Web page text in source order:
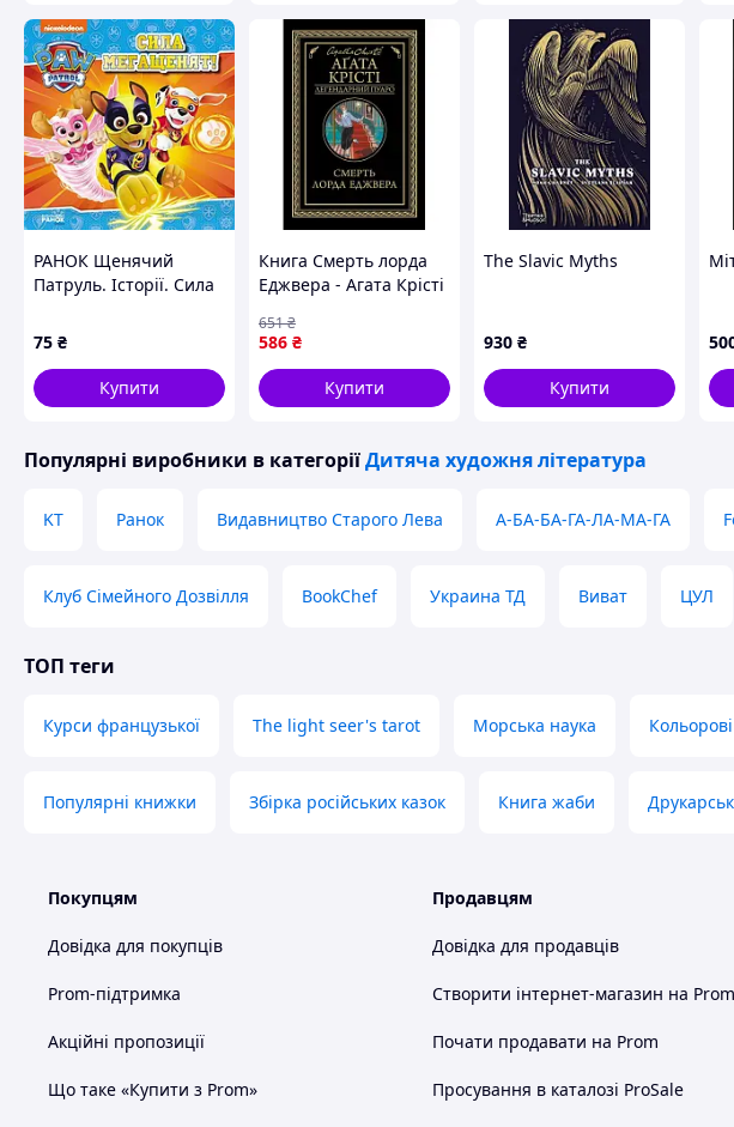
РАНОК Щенячий
Патруль. Історії. Сила
75 ₴
Купити
Книга Смерть лорда
Еджвера - Агата Крісті
586 ₴
651₴
Купити
The Slavic Myths
930 ₴
Купити
Популярні виробники в категоріїДитяча художня література
KT Ранок Видавництво Старого Лева А-БА-БА-ГА-ЛА-МА-ГА
Клуб Сімейного Дозвілля BookChef Украина ТД Виват ЦУЛ
ТОП теги
Курси французької The light seer's tarot Морська наука
Популярні книжки Збірка російських казок Книга жаби
Покупцям
Довідка для покупців
Prom-підтримка
Акційні пропозиції
Що таке «Купити з Prom»
Продавцям
Довідка для продавців
Створити інтернет-магазин на Prom
Почати продавати на Prom
Просування в каталозі ProSale